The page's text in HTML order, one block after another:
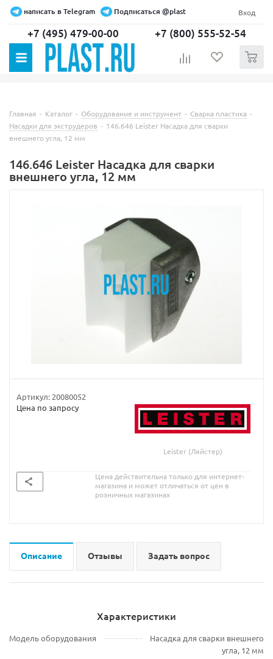
написать в Telegram Подписаться @plast Вход
+7 (495) 479-00-00 +7 (800) 555-52-54
Главная - Каталог - Оборудование и инструмент - Сварка пластика -
Насадки для экструдеров - 146.646 Leister Насадка для сварки
внешнего угла, 12 мм
146.646 Leister Насадка для сварки
внешнего угла, 12 мм
Артикул: 20080052
Цена по запросу
Leister (Ляйстер)
Цена действительна только для интернет-
магазина и может отличаться от цен в
розничных магазинах
Описание Отзывы Задать вопрос
Характеристики
Модель оборудования
Насадка для сварки внешнего
угла, 12 мм